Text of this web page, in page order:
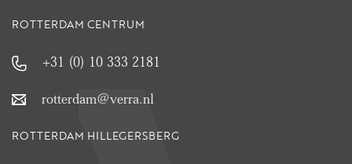
ROTTERDAM CENTRUM
+31 (0) 10 333 2181
rotterdam@verra.nl
ROTTERDAM HILLEGERSBERG